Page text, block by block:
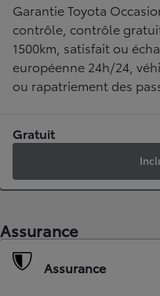
Garantie Toyota
contrôle, contrôle
1500km, satisfait ou
européenne 24h/24,
ou rapatriement des
Gratuit
Assurance
Assurance